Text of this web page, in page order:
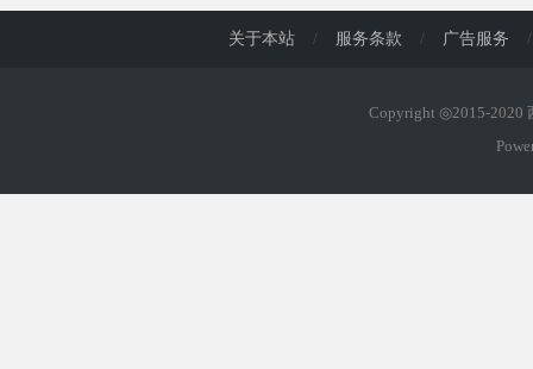
关于本站 / 服务条款 / 广告服务 /
Copyright ◎2015-2020